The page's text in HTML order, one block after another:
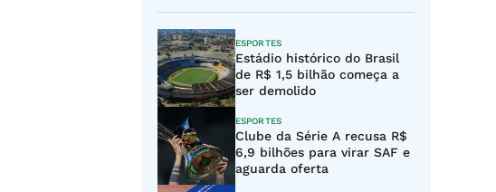
ESPORTES
Estádio histórico do Brasil
de R$ 1,5 bilhão começa a
ser demolido
ESPORTES
Clube da Série A recusa R$
6,9 bilhões para virar SAF e
aguarda oferta